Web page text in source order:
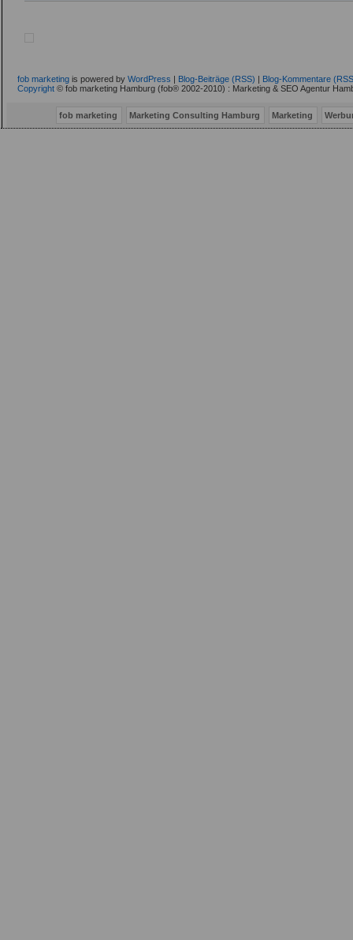
fob marketing is powered by WordPress Blog-Beiträge (RSS)
Blog-Kommentare
Copyright © fob marketing Hamburg (fob® 2002-2010) : Marketing & SEO Agentur
fob marketing Marketing Consulting Hamburg Marketing